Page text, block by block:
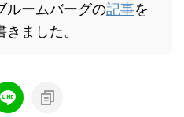
ルームバーグの記事を
ました。